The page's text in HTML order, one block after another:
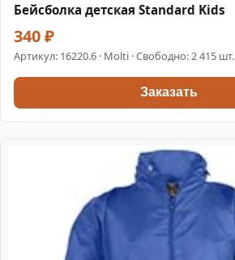
Бейсболка детская Standard Kids
340 ₽
Артикул: 16220.6 · Molti · Свободно: 2 415 шт.
Заказать